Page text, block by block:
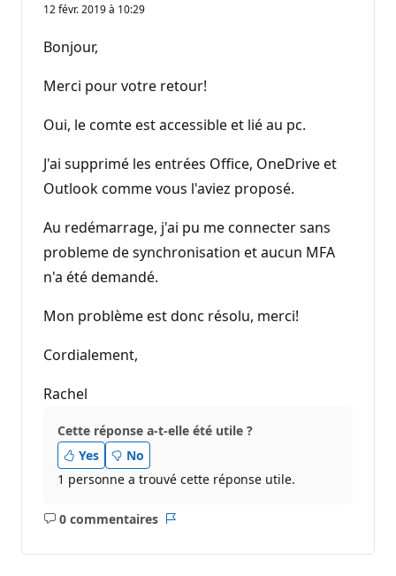
12 févr. 2019 à 10:29
Bonjour,
Merci pour votre retour!
Oui, le comte est accessible et lié au pc.
J'ai supprimé les entrées Office, OneDrive et
Outlook comme vous l'aviez proposé.
Au redémarrage, j'ai pu me connecter sans
probleme de synchronisation et aucun MFA
n'a été demandé.
Mon problème est donc résolu, merci!
Cordialement,
Rachel
Cette réponse a-t-elle été utile ?
Yes
No
1 personne a trouvé cette réponse utile.
0 commentaires
Aucun